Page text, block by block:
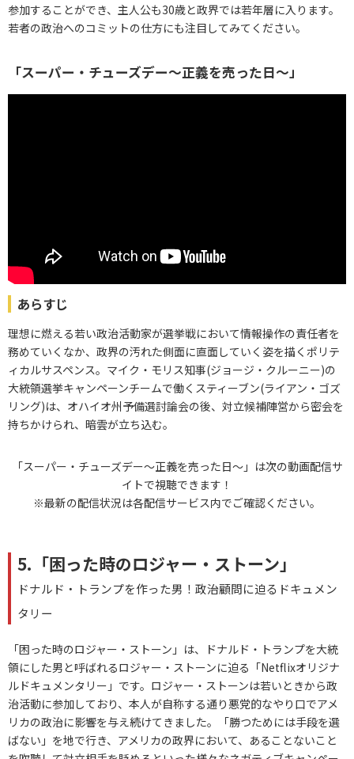
参加することができ、主人公も30歳と政界では若年層に入ります。
若者の政治へのコミットの仕方にも注目してみてください。
「スーパー・チューズデー～正義を売った日～」
あらすじ
理想に燃える若い政治活動家が選挙戦において情報操作の責任者を
務めていくなか、政界の汚れた側面に直面していく姿を描くポリテ
ィカルサスペンス。マイク・モリス知事(ジョージ・クルーニー)の
大統領選挙キャンペーンチームで働くスティーブン(ライアン・ゴズ
リング)は、オハイオ州予備選討論会の後、対立候補陣営から密会を
持ちかけられ、暗雲が立ち込む。
「スーパー・チューズデー～正義を売った日～」は次の動画配信サ
イトで視聴できます！
※最新の配信状況は各配信サービス内でご確認ください。
5.「困った時のロジャー・ストーン」
ドナルド・トランプを作った男！政治顧問に迫るドキュメン
タリー
「困った時のロジャー・ストーン」は、ドナルド・トランプを大統
領にした男と呼ばれるロジャー・ストーンに迫る「Netflixオリジナ
ルドキュメンタリー」です。ロジャー・ストーンは若いときから政
治活動に参加しており、本人が自称する通り悪党的なやり口でアメ
リカの政治に影響を与え続けてきました。「勝つためには手段を選
ばない」を地で行き、アメリカの政界において、あることないこと